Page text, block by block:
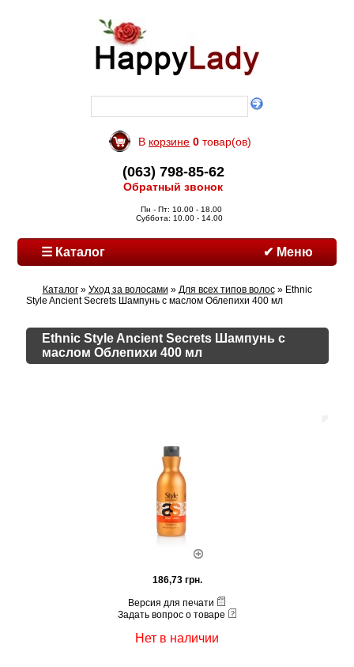
В корзине 0 товар(ов)
(063) 798-85-62
Обратный звонок
Пн - Пт: 10.00 - 18.00
Суббота: 10.00 - 14.00
☰ Каталог ✔ Меню
Каталог» Уход за волосами » Для всех типов волос» Ethnic
Style Ancient Secrets Шампунь с маслом Облепихи 400 мл
Ethnic Style Ancient Secrets Шампунь с
маслом Облепихи 400 мл
186,73 грн.
Версия для печати
Задать вопрос о товаре
Нет в наличии